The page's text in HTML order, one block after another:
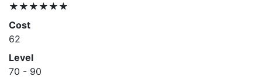
★★★★★★
Cost
62
Level
70 - 90